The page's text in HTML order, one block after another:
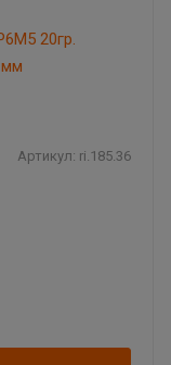
Артикул: ri.185.36